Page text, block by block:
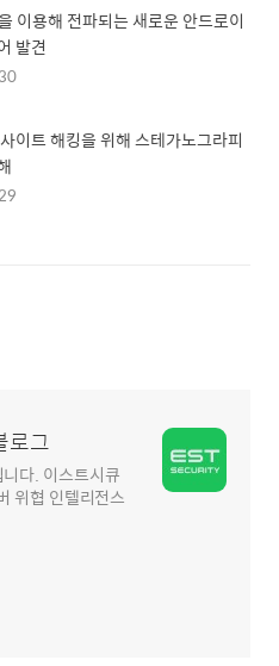
이용해 전파되는 새로운 안드로이
발견
이트 해킹을 위해 스테가노그라피
로그
다. 이스트시큐
위협 인텔리전스